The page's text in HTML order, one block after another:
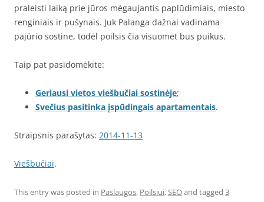
praleisti laiką prie jūros mėgaujantis paplūdimiais, miesto
renginiais ir pušynais. Juk Palanga dažnai vadinama
pajūrio sostine, todėl poilsis čia visuomet bus puikus.
Taip pat pasidomėkite:
Geriausi vietos viešbučiai sostinėje;
Svečius pasitinka įspūdingais apartamentais.
Straipsnis parašytas: 2014-11-13
Viešbučiai.
This entry was posted in Paslaugos, Poilsiui,SEOand tagged 3